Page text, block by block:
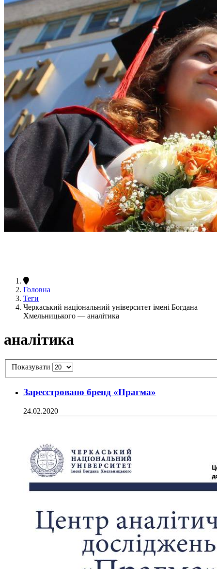
Головна
Теги
Черкаський національний університет імені Богдана
Хмельницького — аналітика
аналітика
Показувати
Зареєстровано бренд «Прагма»
24.02.2020